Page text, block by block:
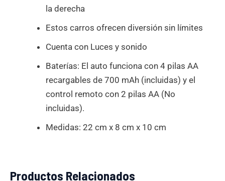
la derecha
Estos carros ofrecen diversión sin límites
Cuenta con Luces y sonido
Baterías: El auto funciona con 4 pilas AA
recargables de 700 mAh (incluidas) y el
control remoto con 2 pilas AA (No
incluidas).
Medidas: 22 cm x 8 cm x 10 cm
Productos Relacionados